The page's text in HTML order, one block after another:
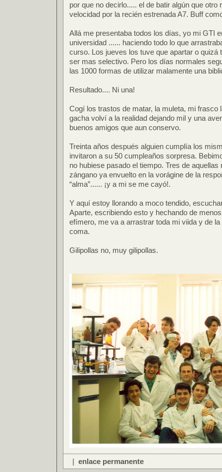
por que no decirlo..... el de batir algún que
velocidad por la recién estrenada A7. Buff
Allá me presentaba todos los días, yo mi GTI
universidad ...... haciendo todo lo que
curso. Los jueves los tuve que apartar o quizá
ser mas selectivo. Pero los días normales
las 1000 formas de utilizar malamente una
Resultado.... Ni una!
Cogí los trastos de matar, la muleta, mi frasco
gacha volví a la realidad dejando mil y una
buenos amigos que aun conservo.
Treinta años después alguien cumplía los
invitaron a su 50 cumpleaños sorpresa.
no hubiese pasado el tiempo. Tres de
zángano ya envuelto en la vorágine de la
“alma”...... ¡y a mi se me cayó!.
Y aquí estoy llorando a moco tendido,
Aparte, escribiendo esto y hechando de
efímero, me va a arrastrar toda mi viida y de
coma.
Gilipollas no, muy gilipollas.
| enlace permanente